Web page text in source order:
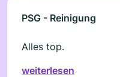
PSG - Reinigung
Alles top.
weiterlesen